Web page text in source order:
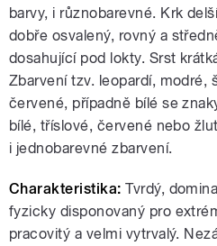
barvy, i různobarevné. Krk
dobře osvalený, rovný a
dosahující pod lokty. Srst
Zbarvení tzv. leopardí, modré,
červené, případně bílé se
bílé, tříslové, červené nebo
i jednobarevné zbarvení.
Charakteristika: Tvrdý,
fyzicky disponovaný pro
pracovitý a velmi vytrvalý.